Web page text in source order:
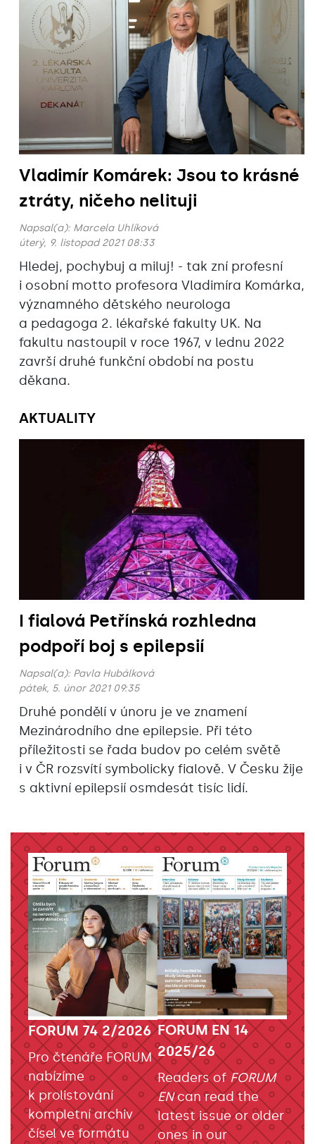
Vladimír Komárek: Jsou to krásné
ztráty, ničeho nelituji
Napsal(a): Marcela Uhlíková
úterý, 9. listopad 2021 08:33
Hledej, pochybuj a miluj! - tak zní profesní
i osobní motto profesora Vladimíra Komárka,
významného dětského neurologa
a pedagoga 2. lékařské fakulty UK. Na
fakultu nastoupil v roce 1967, v lednu 2022
završí druhé funkční období na postu
děkana.
AKTUALITY
I fialová Petřínská rozhledna
podpoří boj s epilepsií
Napsal(a): Pavla Hubálková
pátek, 5. únor 2021 09:35
Druhé pondělí v únoru je ve znamení
Mezinárodního dne epilepsie. Při této
příležitosti se řada budov po celém světě
i v ČR rozsvítí symbolicky fialově. V Česku žije
s aktivní epilepsií osmdesát tisíc lidí.
FORUM 74 2/2026
Pro čtenáře FORUM
nabízíme
k prolistování
kompletní archiv
čísel ve formátu
FORUM EN 14
2025/26
Readers of FORUM
ENcan read the
latest issue or older
ones in our